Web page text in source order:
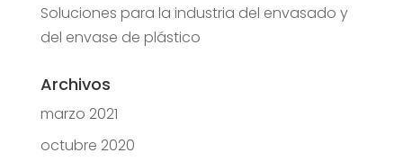
Soluciones para la industria del envasado y
del envase de plástico
Archivos
marzo 2021
octubre 2020